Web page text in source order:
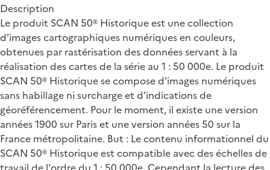
Description
Le produit SCAN 50® Historique est une collection
d'images cartographiques numériques en couleurs,
obtenues par rastérisation des données servant à la
réalisation des cartes de la série au 1 : 50 000e. Le produit
SCAN 50® Historique se compose d'images numériques
sans habillage ni surcharge et d'indications de
géoréférencement. Pour le moment, il existe une version
années 1900 sur Paris et une version années 50 sur la
France métropolitaine. But : Le contenu informationnel du
SCAN 50® Historique est compatible avec des échelles de